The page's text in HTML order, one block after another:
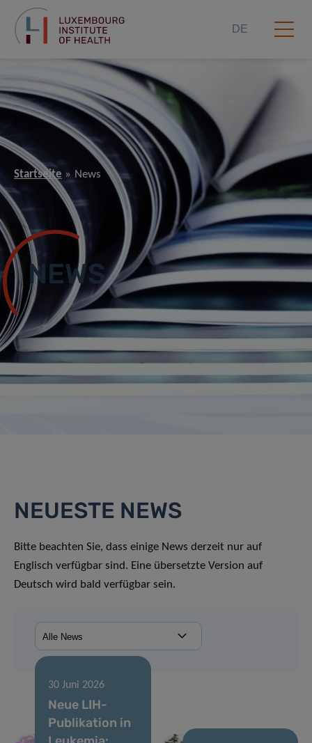
DE
Startseite News
NEWS
NEUESTE NEWS
Bitte beachten Sie, dass einige News derzeit nur auf
Englisch verfügbar sind. Eine übersetzte Version auf
Deutsch wird bald verfügbar sein.
30 Juni 2026
Neue LIH-
Publikation in